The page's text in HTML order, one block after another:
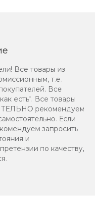
Все товары из
т.е.
Все
есть". Все товары
рекомендуем
Если
запросить
и
по качеству,